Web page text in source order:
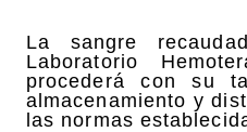
La sangre
Laboratorio
procederá con su
almacenamiento y
las normas